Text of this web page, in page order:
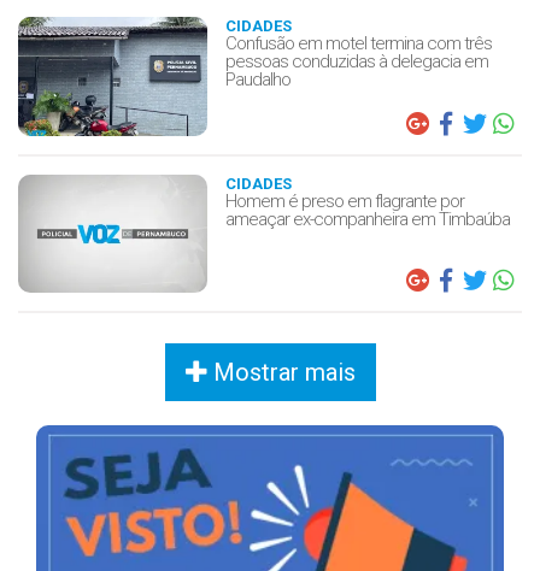
CIDADES
Confusão em motel termina com três
pessoas conduzidas à delegacia em
Paudalho
CIDADES
Homem é preso em flagrante por
ameaçar ex-companheira em Timbaúba
Mostrar mais